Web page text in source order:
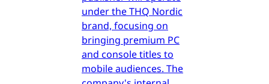
under the THQ Nordic
brand, focusing on
bringing premium PC
and console titles to
mobile audiences. The